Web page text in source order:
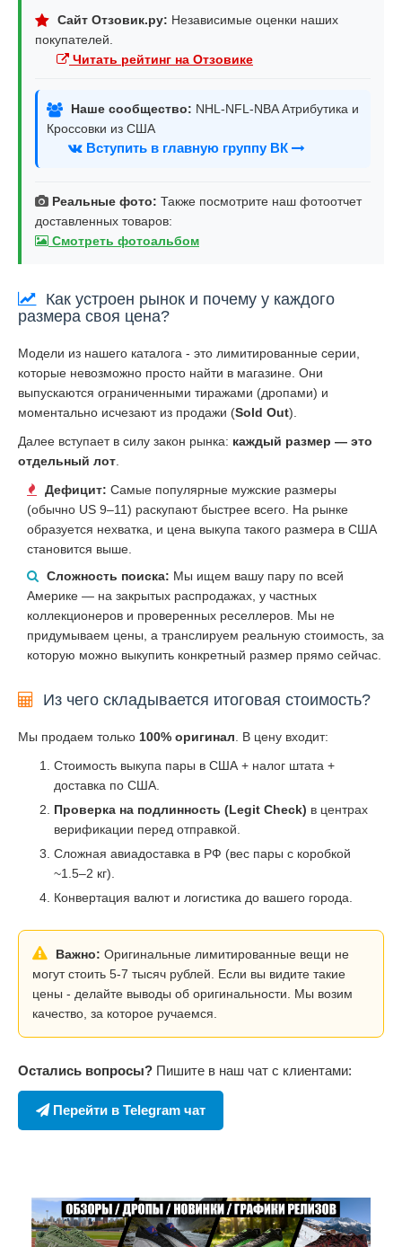
Сайт Отзовик.ру: Независимые оценки наших
покупателей.
Читать рейтинг на Отзовике
Наше сообщество: NHL-NFL-NBA Атрибутика и
Кроссовки из США
Вступить в главную группу ВК
Реальные фото: Также посмотрите наш фотоотчет
доставленных товаров:
Смотреть фотоальбом
Как устроен рынок и почему у каждого
размера своя цена?
Модели из нашего каталога - это лимитированные серии,
которые невозможно просто найти в магазине. Они
выпускаются ограниченными тиражами (дропами) и
моментально исчезают из продажи (Sold Out).
Далее вступает в силу закон рынка: каждый размер — это
отдельный лот
Дефицит: Самые популярные мужские размеры
(обычно US 9–11) раскупают быстрее всего. На рынке
образуется нехватка, и цена выкупа такого размера в США
становится выше.
Сложность поиска: Мы ищем вашу пару по всей
Америке — на закрытых распродажах, у частных
коллекционеров и проверенных реселлеров. Мы не
придумываем цены, а транслируем реальную стоимость, за
которую можно выкупить конкретный размер прямо сейчас.
Из чего складывается итоговая стоимость?
Мы продаем только 100% оригинал . В цену входит:
Стоимость выкупа пары в США + налог штата +
доставка по США.
Проверка на подлинность (Legit Check) в центрах
верификации перед отправкой.
Сложная авиадоставка в РФ (вес пары с коробкой
~1.5–2 кг).
Конвертация валют и логистика до вашего города.
Важно: Оригинальные лимитированные вещи не
могут стоить 5-7 тысяч рублей. Если вы видите такие
цены - делайте выводы об оригинальности. Мы возим
качество, за которое ручаемся.
Остались вопросы? Пишите в наш чат с клиентами:
Перейти в Telegram чат